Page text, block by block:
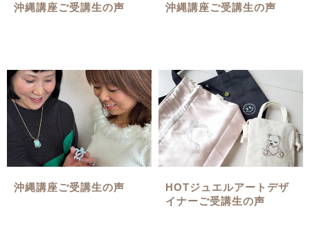
沖縄講座ご受講生の声 沖縄講座ご受講生の声
沖縄講座ご受講生の声
HOTジュエルアートデザ
イナーご受講生の声